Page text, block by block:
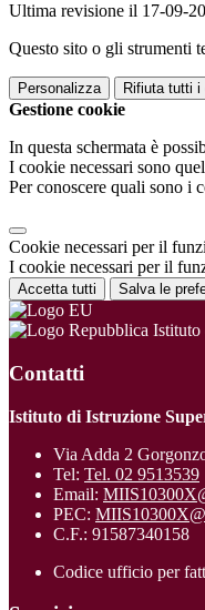
Ultima revisione il 17-09-
Questo sito o gli strumenti
Personalizza Rifiuta tutti i
Gestione cookie
In questa schermata è
I cookie necessari sono
Per conoscere quali sono i
Cookie necessari per il
I cookie necessari per il
Accetta tutti Salva le
Istituto
Contatti
Istituto di Istruzione
Via Adda 2
Tel: Tel. 02 9513539
Email:
PEC:
C.F.: 91587340158
Codice ufficio per